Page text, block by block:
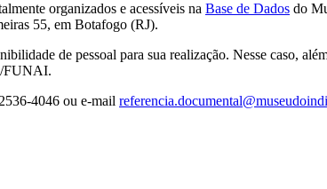
organizados e acessíveis na Base de Dados do
55, em Botafogo (RJ).
de pessoal para sua realização. Nesse caso,
FUNAI.
4046 ou e-mail